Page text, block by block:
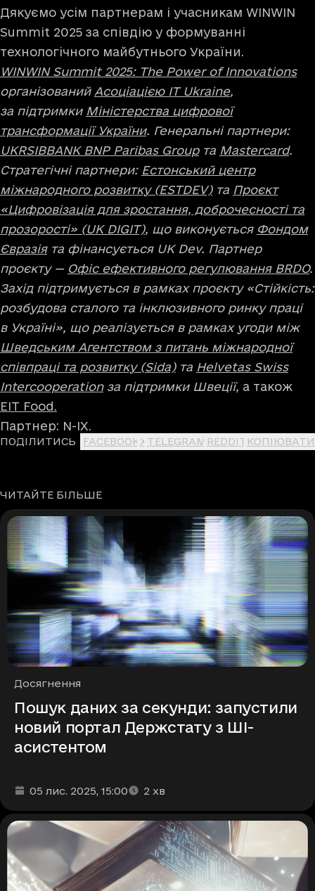
Дякуємо усім партнерам і учасникам WINWIN
Summit 2025 за співдію у формуванні
технологічного майбутнього України.
WINWIN Summit 2025: The Power of Innovations
організований Асоціацією IT Ukraine,
за підтримки Міністерства цифрової
трансформації України. Генеральні партнери:
UKRSIBBANK BNP Paribas Groupта Mastercard.
Стратегічні партнери: Естонський центр
міжнародного розвитку (ESTDEV)та Проєкт
«Цифровізація для зростання, доброчесності ​та
прозорості» (UK DIGIT)​, що виконується Фондом
Євразіята фінансується UK Dev. Партнер
проєкту — Офіс ефективного регулювання BRDO.
Захід підтримується в рамках проєкту «Стійкість:
розбудова сталого та інклюзивного ринку праці
в Україні», що реалізується в рамках угоди між
Шведським Агентством з питань міжнародної
співпраці та розвитку (Sida)та Helvetas Swiss
Intercooperationза підтримки Швеції, а також
EIT Food.
Партнер: N-IX.
ПОДІЛИТИСЬ FACEBOOK X TELEGRAM REDDIT КОПІЮВАТИ
ЧИТАЙТЕ БІЛЬШЕ
Рубрики
Досягнення
Пошук даних за секунди: запустили
новий портал Держстату з ШІ-
асистентом
Дата та час публікації:
05 лис. 2025, 15:00
Час читання: 2 хв